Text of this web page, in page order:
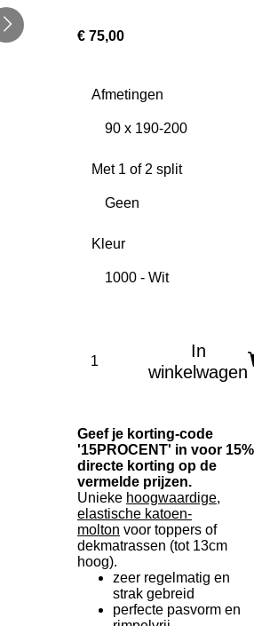
€ 75,00
Afmetingen
Met 1 of 2 split
Kleur
In
winkelwagen
Geef je korting-code
'15PROCENT' in voor 15%
directe korting op de
vermelde prijzen.
Unieke hoogwaardige,
elastische katoen-
molton voor toppers of
dekmatrassen (tot 13cm
hoog).
zeer regelmatig en
strak gebreid
perfecte pasvorm en